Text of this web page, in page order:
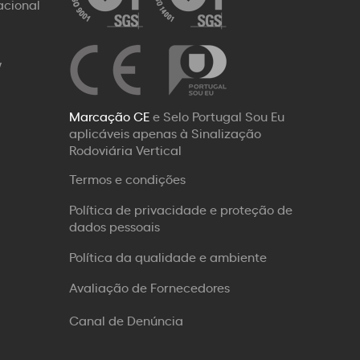
Marcação CEe Selo Portugal Sou Eu
aplicáveis apenas à Sinalização
Rodoviária Vertical
Termos e condições
Política de privacidade e proteção de
dados pessoais
Política da qualidade e ambiente
Avaliação de Fornecedores
Canal de Denúncia